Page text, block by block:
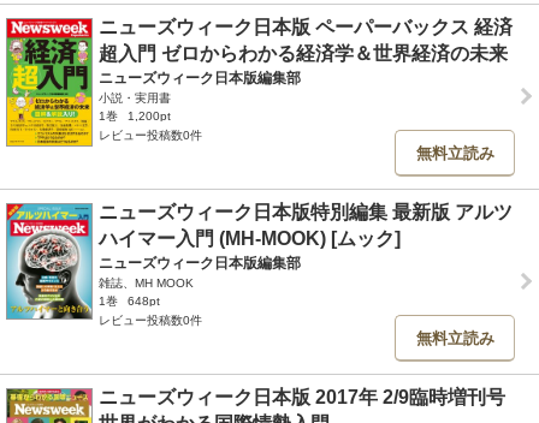
ニューズウィーク日本版 ペーパーバックス 経済
超入門 ゼロからわかる経済学＆世界経済の未来
ニューズウィーク日本版編集部
小説・実用書
1巻
1,200pt
レビュー投稿数0件
無料立読み
ニューズウィーク日本版特別編集 最新版 アルツ
ハイマー入門 (MH-MOOK) [ムック]
ニューズウィーク日本版編集部
雑誌、MH MOOK
1巻
648pt
レビュー投稿数0件
無料立読み
ニューズウィーク日本版 2017年 2/9臨時増刊号